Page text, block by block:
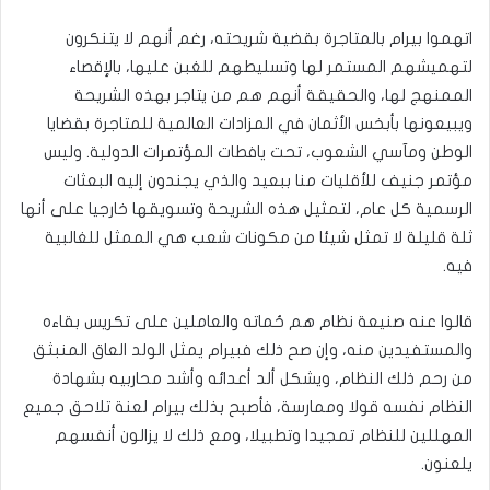
اتهموا بيرام بالمتاجرة بقضية شريحته، رغم أنهم لا يتنكرون
لتهميشهم المستمر لها وتسليطهم للغبن عليها، بالإقصاء
الممنهج لها، والحقيقة أنهم هم من يتاجر بهذه الشريحة
ويبيعونها بأبخس الأثمان في المزادات العالمية للمتاجرة بقضايا
الوطن ومآسي الشعوب، تحت يافطات المؤتمرات الدولية. وليس
مؤتمر جنيف للأقليات منا ببعيد والذي يجندون إليه البعثات
الرسمية كل عام، لتمثيل هذه الشريحة وتسويقها خارجيا على أنها
ثلة قليلة لا تمثل شيئا من مكونات شعب هي الممثل للغالبية
فيه.
قالوا عنه صنيعة نظام هم حُماته والعاملين على تكريس بقاءه
والمستفيدين منه، وإن صح ذلك فبيرام يمثل الولد العاق المنبثق
من رحم ذلك النظام، ويشكل ألد أعدائه وأشد محاربيه بشهادة
النظام نفسه قولا وممارسة، فأصبح بذلك بيرام لعنة تلاحق جميع
المهللين للنظام تمجيدا وتطبيلا، ومع ذلك لا يزالون أنفسهم
يلعنون.